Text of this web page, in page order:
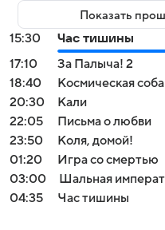
Показать
15:30
Час тишины
17:10
За Палыча! 2
18:40
Космическая
20:30
Кали
22:05
Письма о любви
23:50
Коля, домой!
01:20
Игра со смертью
03:00
Шальная
04:35
Час тишины